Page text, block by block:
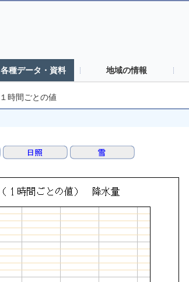
各種データ・資料 地域の情報
１時間ごとの値